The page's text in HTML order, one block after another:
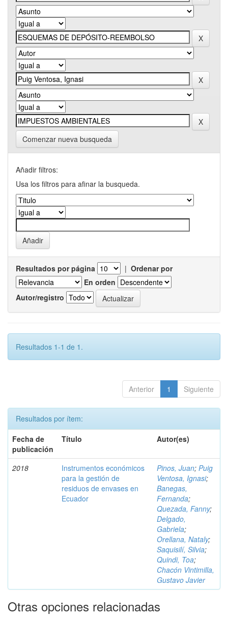
Comenzar nueva busqueda
Añadir filtros:
Usa los filtros para afinar la busqueda.
Resultados por página | Ordenar por
En orden
Autor/registro
Resultados 1-1 de 1.
Anterior 1 Siguiente
Resultados por ítem:
Fecha de
publicación
Título Autor(es)
2018
Instrumentos económicos
para la gestión de
residuos de envases en
Ecuador
Pinos, Juan; Puig
Ventosa, Ignasi;
Banegas,
Fernanda;
Quezada, Fanny;
Delgado,
Gabriela;
Orellana, Nataly;
Saquisilí, Silvia;
Quindi, Toa;
Chacón Vintimilla,
Gustavo Javier
Otras opciones relacionadas